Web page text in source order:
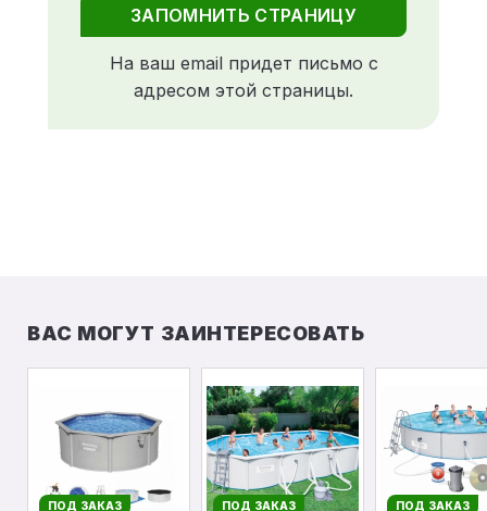
ЗАПОМНИТЬ СТРАНИЦУ
На ваш email придет письмо с
адресом этой страницы.
ВАС МОГУТ ЗАИНТЕРЕСОВАТЬ
ПОД ЗАКАЗ ПОД ЗАКАЗ ПОД ЗАКАЗ